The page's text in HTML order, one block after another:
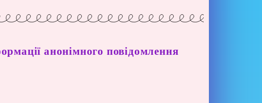
анонімного повідомлення